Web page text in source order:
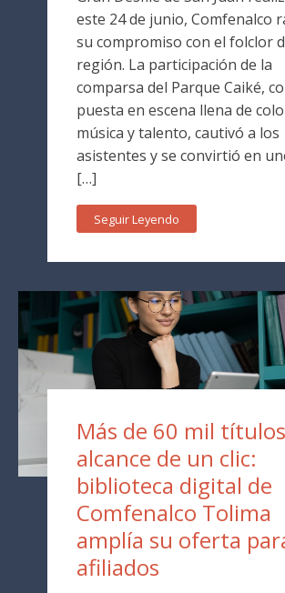
este 24 de junio, Comfenalco
su compromiso con el folclor
región. La participación de la
comparsa del Parque Caiké,
puesta en escena llena de
música y talento, cautivó a los
asistentes y se convirtió en
[…]
Seguir Leyendo
Más de 60 mil
alcance de un clic:
biblioteca digital de
Comfenalco Tolima
amplía su oferta
afiliados